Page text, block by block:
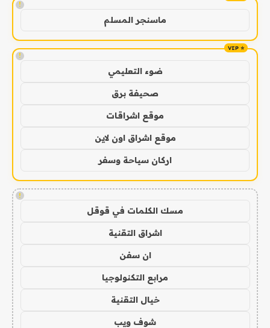
!
ماسنجر المسلم
!
ضوء التعليمي
صحيفة برق
موقع اشراقات
موقع اشراق اون لاين
اركان سياحة وسفر
!
مسك الكلمات في قوقل
اشراق التقنية
ان سفن
مرابع التكنولوجيا
خيال التقنية
شوف ويب